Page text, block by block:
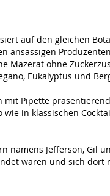
auf den gleichen
Mazerat ohne
Eukalyptus und
mit Pipette
in klassischen
namens Jefferson, Gil
waren und sich dort